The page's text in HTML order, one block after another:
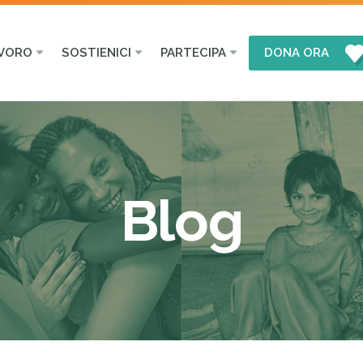
SOSTIENICI PARTECIPA DONA ORA
Blog